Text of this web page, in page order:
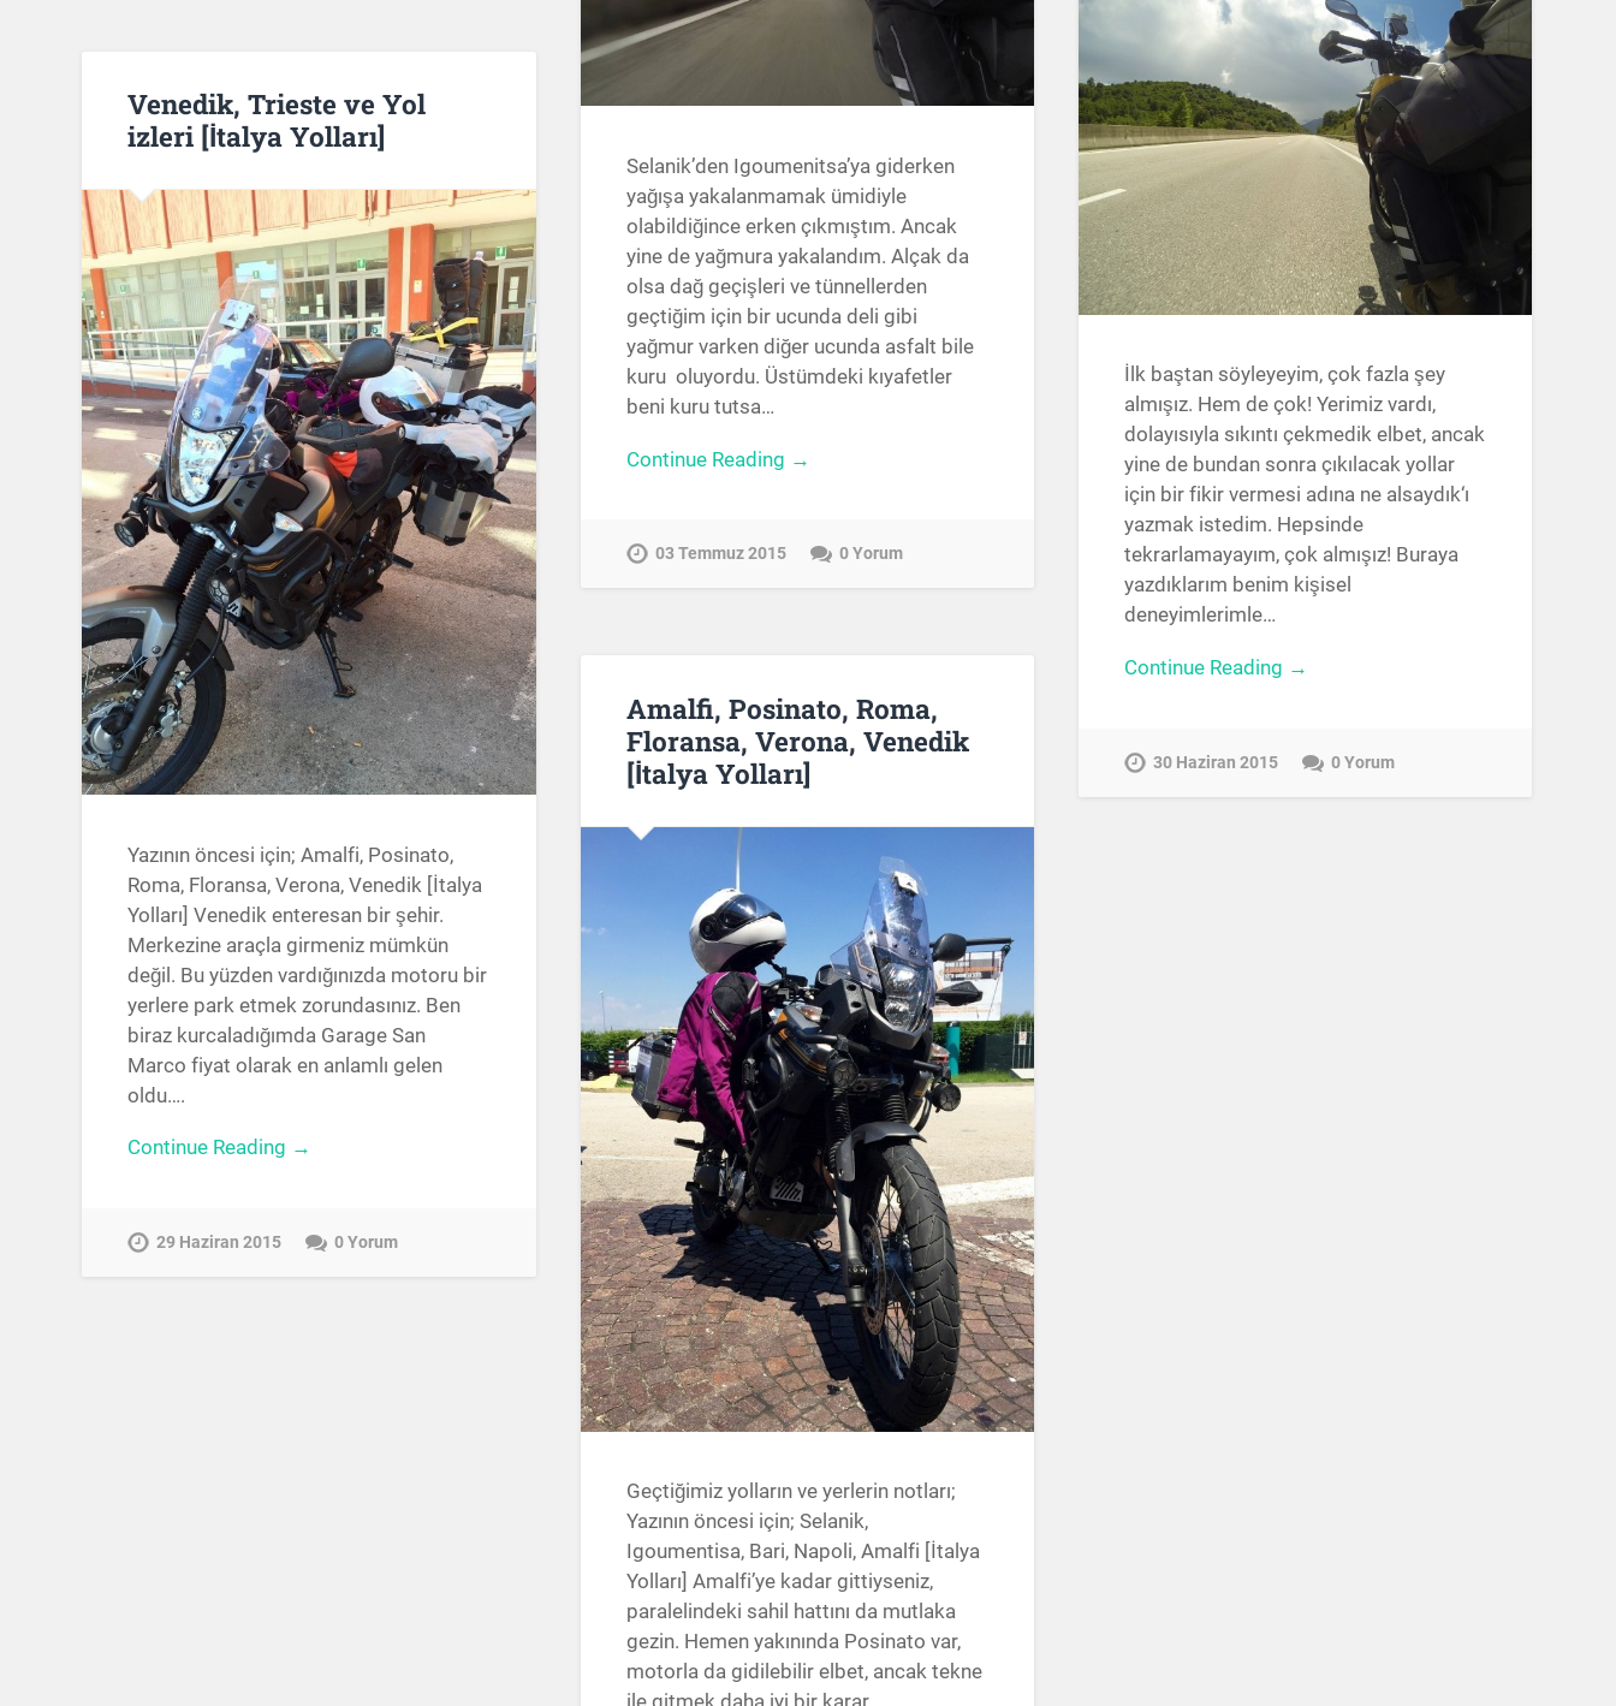
Selanik’den Igoumenitsa’ya giderken
yağışa yakalanmamak ümidiyle
olabildiğince erken çıkmıştım. Ancak
yine de yağmura yakalandım. Alçak da
olsa dağ geçişleri ve tünnellerden
geçtiğim için bir ucunda deli gibi
yağmur varken diğer ucunda asfalt bile
kuru oluyordu. Üstümdeki kıyafetler
beni kuru tutsa…
Continue Reading →
03 Temmuz 2015 0 Yorum
İlk baştan söyleyeyim, çok fazla şey
almışız. Hem de çok! Yerimiz vardı,
dolayısıyla sıkıntı çekmedik elbet, ancak
yine de bundan sonra çıkılacak yollar
için bir fikir vermesi adına ne alsaydık‘ı
yazmak istedim. Hepsinde
tekrarlamayayım, çok almışız! Buraya
yazdıklarım benim kişisel
deneyimlerimle…
Continue Reading →
30 Haziran 2015 0 Yorum
Venedik, Trieste ve Yol
izleri [İtalya Yolları]
Yazının öncesi için; Amalfi, Posinato,
Roma, Floransa, Verona, Venedik [İtalya
Yolları] Venedik enteresan bir şehir.
Merkezine araçla girmeniz mümkün
değil. Bu yüzden vardığınızda motoru bir
yerlere park etmek zorundasınız. Ben
biraz kurcaladığımda Garage San
Marco fiyat olarak en anlamlı gelen
oldu….
Continue Reading →
29 Haziran 2015 0 Yorum
Amalfi, Posinato, Roma,
Floransa, Verona, Venedik
[İtalya Yolları]
Geçtiğimiz yolların ve yerlerin notları;
Yazının öncesi için; Selanik,
Igoumentisa, Bari, Napoli, Amalfi [İtalya
Yolları] Amalfi’ye kadar gittiyseniz,
paralelindeki sahil hattını da mutlaka
gezin. Hemen yakınında Posinato var,
motorla da gidilebilir elbet, ancak tekne